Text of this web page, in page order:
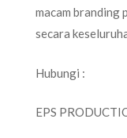
macam branding
secara
Hubungi :
EPS